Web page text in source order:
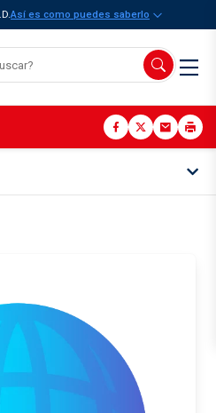
Así es como puedes saberlo